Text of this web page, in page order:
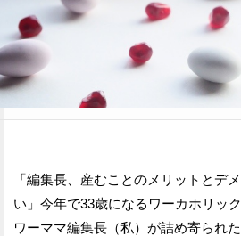
Facebook
ェ
ア
「編集長、産むことのメリットとデ
い」今年で33歳になるワーカホリッ
ワーママ編集長（私）が詰め寄られ